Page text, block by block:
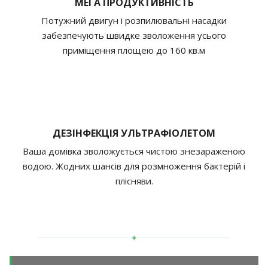
Потужний двигун і розпилювальні насадки
забезпечують швидке зволоження усього
приміщення площею до 160 кв.м
ДЕЗІНФЕКЦІЯ УЛЬТРАФІОЛЕТОМ
Ваша домівка зволожується чистою знезараженою
водою. Жодних шансів для розмноження бактерій і
плісняви.
✦